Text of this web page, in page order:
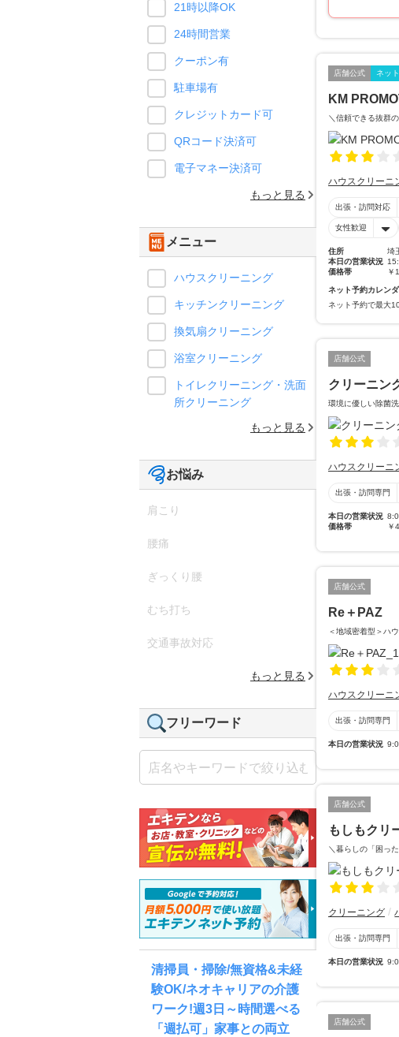
店舗公式 ネッ
KM
＼信頼できる抜群
ハウスクリーニ
出張・訪問対応
女性歓迎
住所
埼
本日の営業状況
価格帯
￥
ネット予約カレン
ネット予約で最大
店舗公式
クリーニン
環境に優しい除菌
ハウスクリーニ
出張・訪問専門
本日の営業状況
価格帯
￥
店舗公式
Re＋PAZ
＜地域密着型＞ハ
ハウスクリーニ
出張・訪問専門
本日の営業状況
店舗公式
もしもクリ
＼暮らしの「困っ
クリーニング
出張・訪問専門
本日の営業状況
店舗公式
21時以降OK
24時間営業
クーポン有
駐車場有
クレジットカード可
QRコード決済可
電子マネー決済可
もっと見る
メニュー
ハウスクリーニング
キッチンクリーニング
換気扇クリーニング
浴室クリーニング
トイレクリーニング・洗面
所クリーニング
もっと見る
お悩み
肩こり
腰痛
ぎっくり腰
むち打ち
交通事故対応
もっと見る
フリーワード
清掃員・掃除/無資格&未経
験OK/ネオキャリアの介護
ワーク!週3日～時間選べる
「週払可」家事との両立